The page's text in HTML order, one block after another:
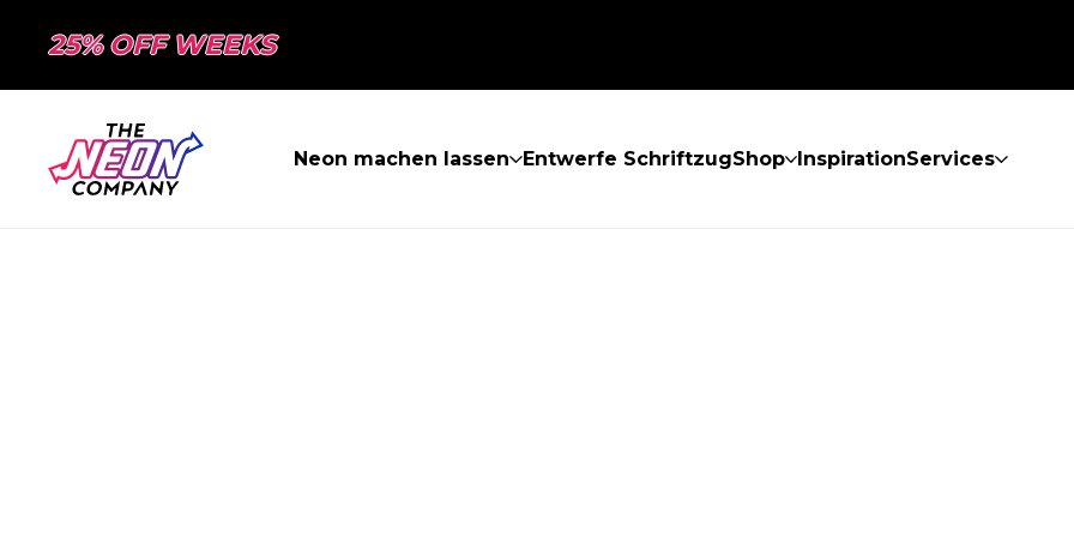
25% OFF WEEKS
Neon machen lassen Entwerfe SchriftzugShop InspirationServices